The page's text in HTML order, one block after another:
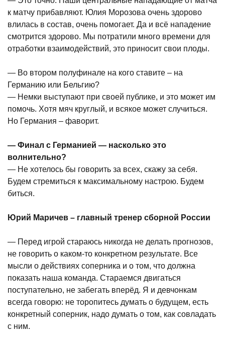
к матчу прибавляют. Юлия Морозова очень здорово
влилась в состав, очень помогает. Да и всё нападение
смотрится здорово. Мы потратили много времени для
отработки взаимодействий, это приносит свои плоды.
— Во втором полуфинале на кого ставите – на
Германию или Бельгию?
— Немки выступают при своей публике, и это может им
помочь. Хотя мяч круглый, и всякое может случиться.
Но Германия – фаворит.
— Финал с Германией — насколько это
волнительно?
— Не хотелось бы говорить за всех, скажу за себя.
Будем стремиться к максимальному настрою. Будем
биться.
Юрий Маричев – главный тренер сборной России
— Перед игрой стараюсь никогда не делать прогнозов,
не говорить о каком-то конкретном результате. Все
мысли о действиях соперника и о том, что должна
показать наша команда. Стараемся двигаться
поступательно, не забегать вперёд. Я и девчонкам
всегда говорю: не торопитесь думать о будущем, есть
конкретный соперник, надо думать о том, как совладать
с ним.